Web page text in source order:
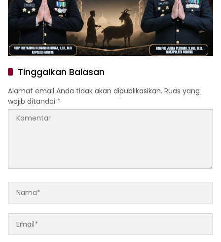
Tinggalkan Balasan
Alamat email Anda tidak akan dipublikasikan. Ruas yang
wajib ditandai *